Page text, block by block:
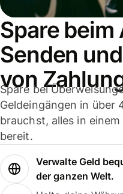
Spare beim
Senden
von
Spare bei
Geldeingängen in über
brauchst, alles in
bereit.
Verwalte Geld
der ganzen Welt.